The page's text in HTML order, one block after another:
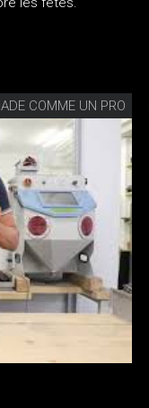
COMME UN PRO